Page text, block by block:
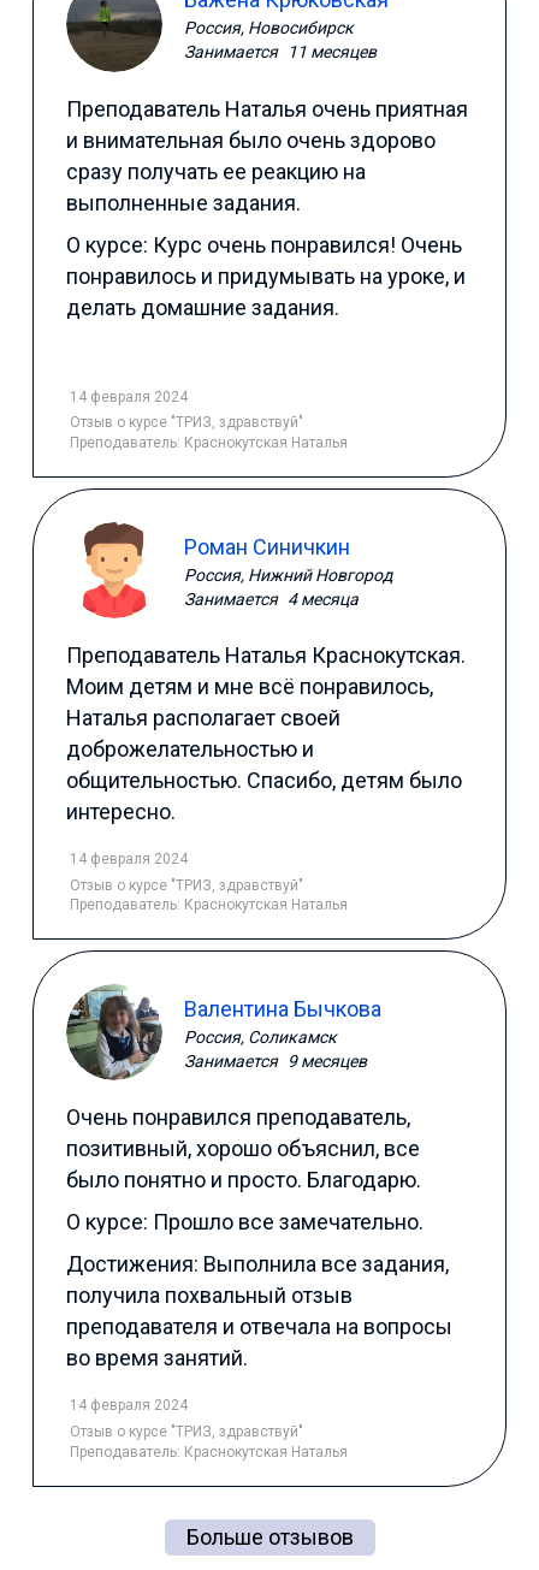
Россия, Новосибирск
Занимается
11 месяцев
Преподаватель Наталья очень приятная
и внимательная было очень здорово
сразу получать ее реакцию на
выполненные задания.
О курсе: Курс очень понравился! Очень
понравилось и придумывать на уроке, и
делать домашние задания.
14 февраля 2024
Отзыв о курсе "ТРИЗ, здравствуй"
Преподаватель: Краснокутская Наталья
Роман Синичкин
Россия, Нижний Новгород
Занимается 4 месяца
Преподаватель Наталья Краснокутская.
Моим детям и мне всё понравилось,
Наталья располагает своей
доброжелательностью и
общительностью. Спасибо, детям было
интересно.
14 февраля 2024
Отзыв о курсе "ТРИЗ, здравствуй"
Преподаватель: Краснокутская Наталья
Валентина Бычкова
Россия, Соликамск
Занимается 9 месяцев
Очень понравился преподаватель,
позитивный, хорошо объяснил, все
было понятно и просто. Благодарю.
О курсе: Прошло все замечательно.
Достижения: Выполнила все задания,
получила похвальный отзыв
преподавателя и отвечала на вопросы
во время занятий.
14 февраля 2024
Отзыв о курсе "ТРИЗ, здравствуй"
Преподаватель: Краснокутская Наталья
Больше отзывов